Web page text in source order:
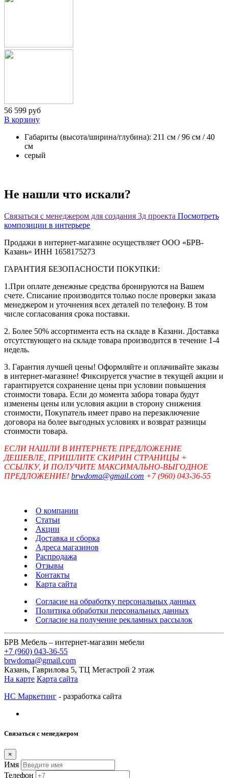
56 599 руб
В корзину
Габариты (высота/ширина/глубина): 211 см / 96 см / 40
см
серый
Не нашли что искали?
Связаться с менеджером для создания 3д проекта Посмотреть
композиции в интерьере
Продажи в интернет-магазине осуществляет ООО «БРВ-
Казань» ИНН 1658175273
ГАРАНТИЯ БЕЗОПАСНОСТИ ПОКУПКИ:
1.При оплате денежные средства бронируются на Вашем
счете. Списание производится только после проверки заказа
менеджером и уточнения всех деталей по телефону. В том
числе согласования срока поставки.
2. Более 50% ассортимента есть на складе в Казани. Доставка
отсутствующего на складе товара производится в течение 1-4
недель.
3. Гарантия лучшей цены! Оформляйте и оплачивайте заказы
в интернет-магазине! Фиксируется участие в текущей акции и
гарантируется сохранение цены при условии повышения
стоимости товара. Если до момента забора товара будут
изменены цены или условия акции в сторону снижения
стоимости, Покупатель имеет право на перезаключение
договора на более выгодных условиях и возврат разницы
стоимости товара.
ЕСЛИ НАШЛИ В ИНТЕРНЕТЕ ПРЕДЛОЖЕНИЕ
ДЕШЕВЛЕ, ПРИШЛИТЕ СКИРИН СТРАНИЦЫ +
ССЫЛКУ, И ПОЛУЧИТЕ МАКСИМАЛЬНО-ВЫГОДНОЕ
ПРЕДЛОЖЕНИЕ! brwdoma@gmail.com +7 (960) 043-36-55
О компании
Статьи
Акции
Доставка и сборка
Адреса магазинов
Распродажа
Отзывы
Контакты
Карта сайта
Согласие на обработку персональных данных
Политика обработки персональных данных
Согласие на получение рекламных рассылок
БРВ Мебель – интернет-магазин мебели
+7 (960) 043-36-55
brwdoma@gmail.com
Казань, Гаврилова 5, ТЦ Мегастрой 2 этаж
На карте Карта сайта
НС Маркетинг - разработка сайта
Связаться с менеджером
×
Имя
Телефон